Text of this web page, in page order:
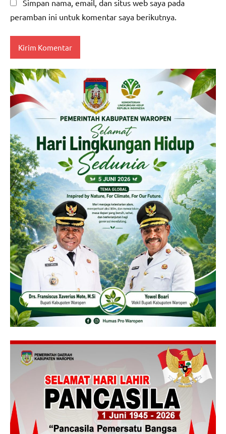
Simpan nama, email, dan situs web saya pada
peramban ini untuk komentar saya berikutnya.